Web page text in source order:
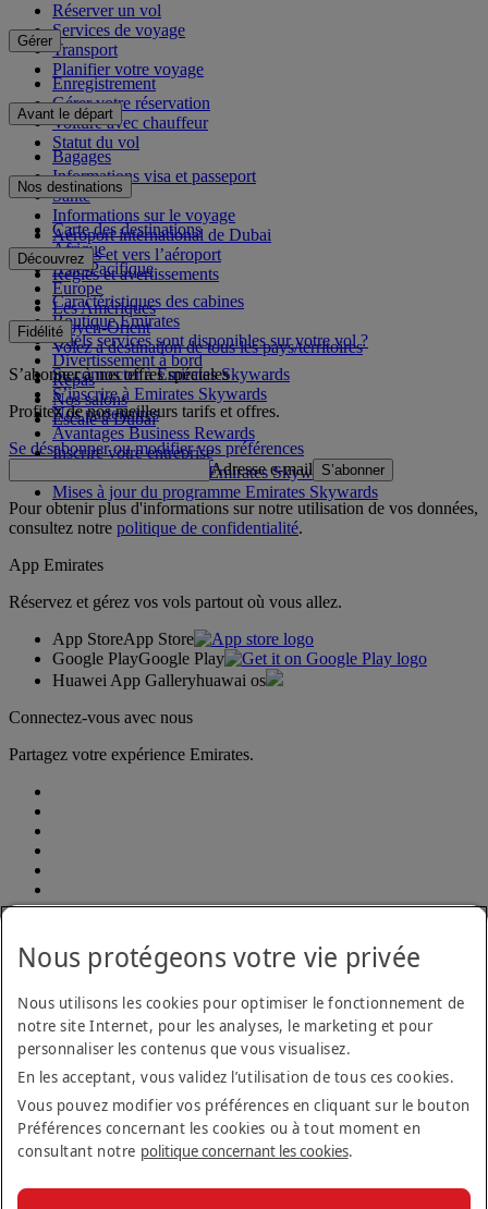
Réserver un vol
Services de voyage
Transport
Planifier votre voyage
Gérer
Enregistrement
Gérer votre réservation
Voiture avec chauffeur
Statut du vol
Avant le départ
Bagages
Informations visa et passeport
Santé
Informations sur le voyage
Aéroport international de Dubai
Depuis et vers l’aéroport
Règles et avertissements
Nos destinations
Carte des destinations
Afrique
Asie-Pacifique
Europe
Les Amériques
Moyen-Orient
Volez à destination de tous les pays/territoires
Découvrez
Caractéristiques des cabines
Boutique Emirates
Quels services sont disponibles sur votre vol ?
Divertissement à bord
Repas
Nos salons
Escale à Dubai
Fidélité
Se connecter à Emirates Skywards
S’inscrire à Emirates Skywards
Nos partenaires
Avantages Business Rewards
Inscrire votre entreprise
Règles du programme Emirates Skywards
Mises à jour du programme Emirates Skywards
S’abonner à nos offres spéciales
Profitez de nos meilleurs tarifs et offres.
Se désabonner ou modifier vos préférences
Adresse e-mail S’abonner
Pour obtenir plus d'informations sur notre utilisation de vos données,
consultez notre politique de confidentialité.
App Emirates
Réservez et gérez vos vols partout où vous allez.
App StoreApp Store
Google PlayGoogle Play
Huawei App Galleryhuawai os
Connectez-vous avec nous
Partagez votre expérience Emirates.
Déclaration d'accessibilité
Plan d’accessibilité et procédure pour les commentaires 2026-
2026-2029 Opens an external link in a new tab
Formulaire de retour concernant l’accessibilité
Nous contacter
Politique de confidentialité
Conditions générales
Politique en matière de cookies
Cyber-sécurité
Déclaration de transparence vis-à-vis de la loi sur l’esclavage
moderne
Nous protégeons votre vie privée
Nous utilisons les cookies pour optimiser le fonctionnement de
notre site Internet, pour les analyses, le marketing et pour
personnaliser les contenus que vous visualisez.
En les acceptant, vous validez l’utilisation de tous ces cookies.
Vous pouvez modifier vos préférences en cliquant sur le bouton
Préférences concernant les cookies ou à tout moment en
consultant notre politique concernant les cookies.